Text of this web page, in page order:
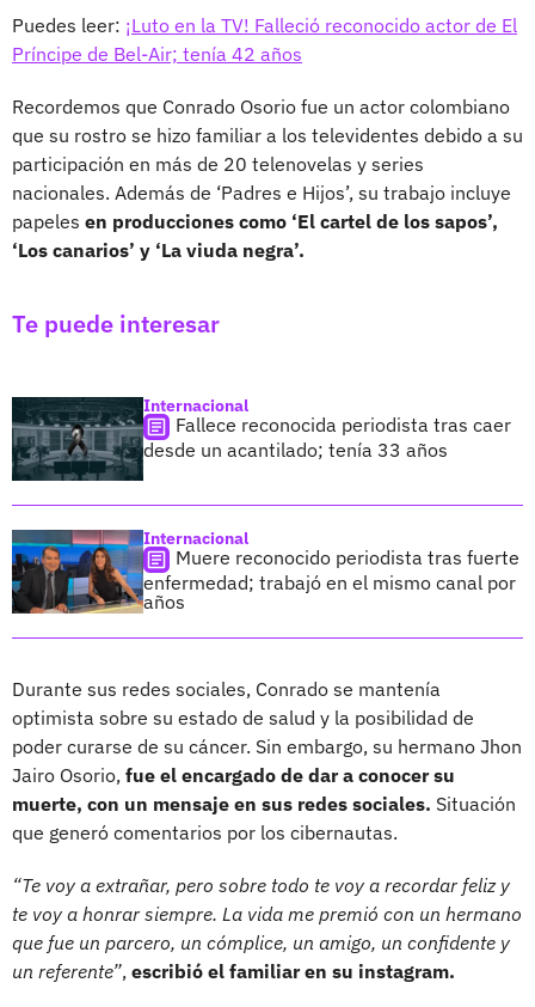
Puedes leer: ¡Luto en la TV! Falleció reconocido actor de El
Príncipe de Bel-Air; tenía 42 años
Recordemos que Conrado Osorio fue un actor colombiano
que su rostro se hizo familiar a los televidentes debido a su
participación en más de 20 telenovelas y series
nacionales. Además de ‘Padres e Hijos’, su trabajo incluye
papeles en producciones como ‘El cartel de los sapos’,
‘Los canarios’ y ‘La viuda negra’.
Te puede interesar
Internacional
Fallece reconocida periodista tras caer
desde un acantilado; tenía 33 años
Internacional
Muere reconocido periodista tras fuerte
enfermedad; trabajó en el mismo canal por
años
Durante sus redes sociales, Conrado se mantenía
optimista sobre su estado de salud y la posibilidad de
poder curarse de su cáncer. Sin embargo, su hermano Jhon
Jairo Osorio, fue el encargado de dar a conocer su
muerte, con un mensaje en sus redes sociales. Situación
que generó comentarios por los cibernautas.
“Te voy a extrañar, pero sobre todo te voy a recordar feliz y
te voy a honrar siempre. La vida me premió con un hermano
que fue un parcero, un cómplice, un amigo, un confidente y
un referente”, escribió el familiar en su instagram.